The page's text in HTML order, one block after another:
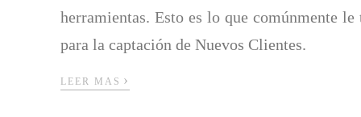
herramientas. Esto es lo que comúnmente
para la captación de Nuevos Clientes.
LEER MAS ›